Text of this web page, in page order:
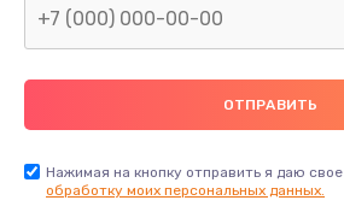
Нажимая на кнопку отправить я даю свое
обработку моих персональных данных.